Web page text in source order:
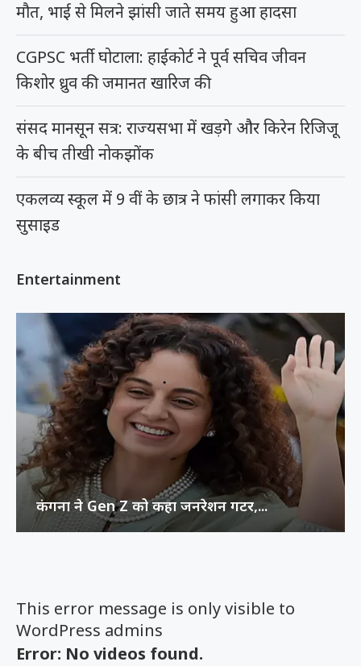
This error message is only visible to
WordPress admins
Error: No videos found.
मौत, भाई से मिलने झांसी जाते समय हुआ हादसा
CGPSC भर्ती घोटाला: हाईकोर्ट ने पूर्व सचिव जीवन
किशोर ध्रुव की जमानत खारिज की
संसद मानसून सत्र: राज्यसभा में खड़गे और किरेन रिजिजू
के बीच तीखी नोकझोंक
एकलव्य स्कूल में 9 वीं के छात्र ने फांसी लगाकर किया
सुसाइड
Entertainment
कंगना ने Gen Z को कहा जनरेशन गटर,...